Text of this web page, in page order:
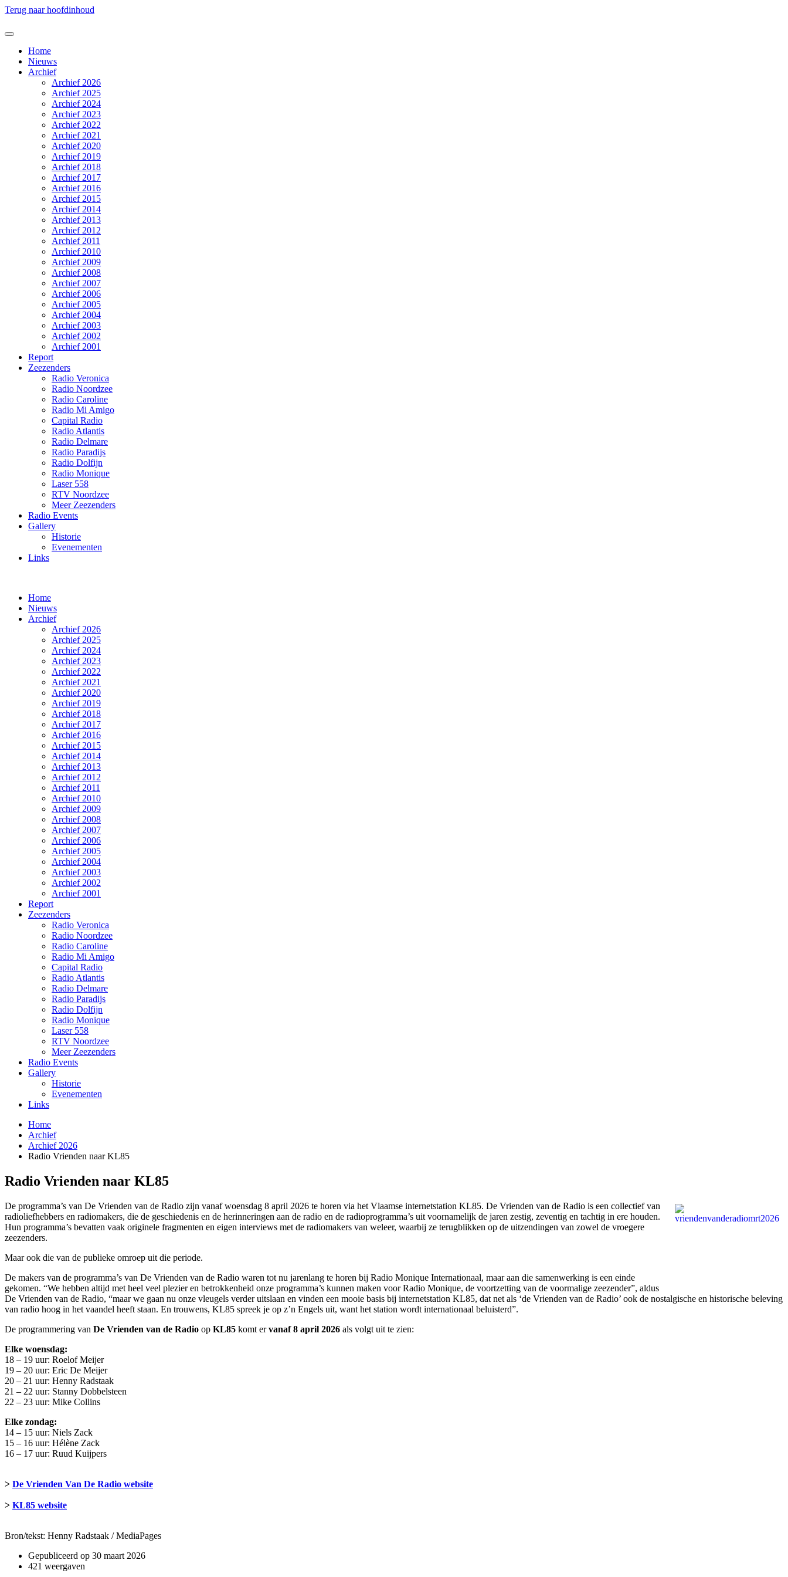
Terug naar hoofdinhoud
Home
Nieuws
Archief
Archief 2026
Archief 2025
Archief 2024
Archief 2023
Archief 2022
Archief 2021
Archief 2020
Archief 2019
Archief 2018
Archief 2017
Archief 2016
Archief 2015
Archief 2014
Archief 2013
Archief 2012
Archief 2011
Archief 2010
Archief 2009
Archief 2008
Archief 2007
Archief 2006
Archief 2005
Archief 2004
Archief 2003
Archief 2002
Archief 2001
Report
Zeezenders
Radio Veronica
Radio Noordzee
Radio Caroline
Radio Mi Amigo
Capital Radio
Radio Atlantis
Radio Delmare
Radio Paradijs
Radio Dolfijn
Radio Monique
Laser 558
RTV Noordzee
Meer Zeezenders
Radio Events
Gallery
Historie
Evenementen
Links
Home
Nieuws
Archief
Archief 2026
Archief 2025
Archief 2024
Archief 2023
Archief 2022
Archief 2021
Archief 2020
Archief 2019
Archief 2018
Archief 2017
Archief 2016
Archief 2015
Archief 2014
Archief 2013
Archief 2012
Archief 2011
Archief 2010
Archief 2009
Archief 2008
Archief 2007
Archief 2006
Archief 2005
Archief 2004
Archief 2003
Archief 2002
Archief 2001
Report
Zeezenders
Radio Veronica
Radio Noordzee
Radio Caroline
Radio Mi Amigo
Capital Radio
Radio Atlantis
Radio Delmare
Radio Paradijs
Radio Dolfijn
Radio Monique
Laser 558
RTV Noordzee
Meer Zeezenders
Radio Events
Gallery
Historie
Evenementen
Links
Home
Archief
Archief 2026
Radio Vrienden naar KL85
Radio Vrienden naar KL85
De programma’s van De Vrienden van de Radio zijn vanaf woensdag 8 april 2026 te horen via het Vlaamse internetstation KL85. De Vrienden van de Radio is een collectief van
radioliefhebbers en radiomakers, die de geschiedenis en de herinneringen aan de radio en de radioprogramma’s uit voornamelijk de jaren zestig, zeventig en tachtig in ere houden.
Hun programma’s bevatten vaak originele fragmenten en eigen interviews met de radiomakers van weleer, waarbij ze terugblikken op de uitzendingen van zowel de vroegere
zeezenders.
Maar ook die van de publieke omroep uit die periode.
De makers van de programma’s van De Vrienden van de Radio waren tot nu jarenlang te horen bij Radio Monique Internationaal, maar aan die samenwerking is een einde
gekomen. “We hebben altijd met heel veel plezier en betrokkenheid onze programma’s kunnen maken voor Radio Monique, de voortzetting van de voormalige zeezender”, aldus
De Vrienden van de Radio, “maar we gaan nu onze vleugels verder uitslaan en vinden een mooie basis bij internetstation KL85, dat net als ‘de Vrienden van de Radio’ ook de nostalgische en historische beleving
van radio hoog in het vaandel heeft staan. En trouwens, KL85 spreek je op z’n Engels uit, want het station wordt internationaal beluisterd”.
De programmering van De Vrienden van de Radio op KL85 komt ervanaf 8 april 2026 als volgt uit te zien:
Elke woensdag:
18 – 19 uur: Roelof Meijer
19 – 20 uur: Eric De Meijer
20 – 21 uur: Henny Radstaak
21 – 22 uur: Stanny Dobbelsteen
22 – 23 uur: Mike Collins
Elke zondag:
14 – 15 uur: Niels Zack
15 – 16 uur: Hélène Zack
16 – 17 uur: Ruud Kuijpers
> De Vrienden Van De Radio website
> KL85 website
Bron/tekst: Henny Radstaak / MediaPages
Gepubliceerd op 30 maart 2026
421 weergaven